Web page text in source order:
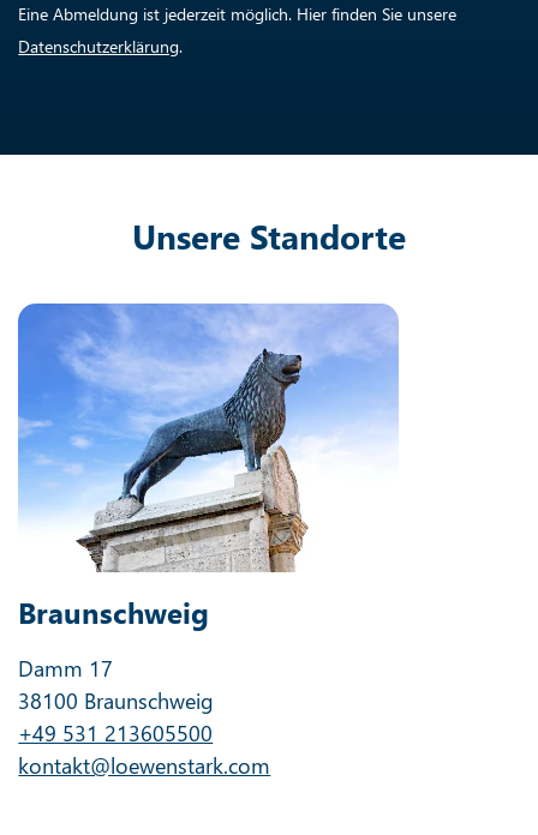
Eine Abmeldung ist jederzeit möglich. Hier finden Sie unsere
Datenschutzerklärung.
Unsere Standorte
Braunschweig
Damm 17
38100 Braunschweig
+49 531 213605500
kontakt@loewenstark.com